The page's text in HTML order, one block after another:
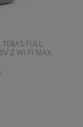
FULL
Z WI-FI MAX.